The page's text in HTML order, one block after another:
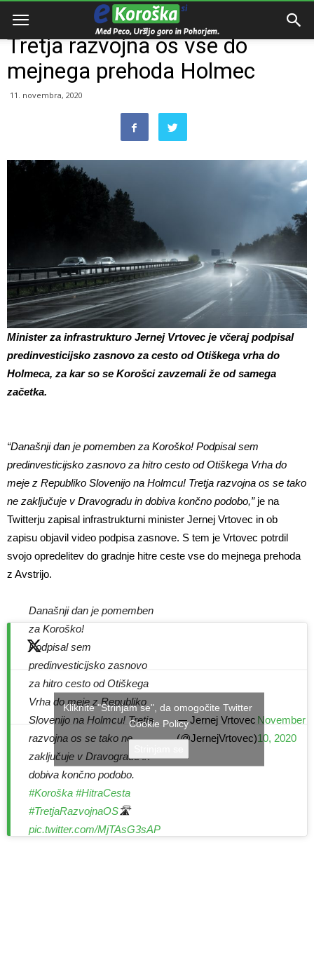
Domov
Tretja razvojna os vse do
mejnega prehoda Holmec
11. novembra, 2020
Minister za infrastrukturo Jernej Vrtovec je včeraj podpisal
predinvesticijsko zasnovo za cesto od Otiškega vrha do
Holmeca, za kar so se Korošci zavzemali že od samega
začetka.
“Današnji dan je pomemben za Koroško! Podpisal sem
predinvesticijsko zasnovo za hitro cesto od Otiškega Vrha do
meje z Republiko Slovenijo na Holmcu! Tretja razvojna os se tako
ne zaključuje v Dravogradu in dobiva končno podobo,” je na
Twitterju zapisal infrastrukturni minister Jernej Vrtovec in ob
zapisu objavil video podpisa zasnove. S tem je Vrtovec potrdil
svojo opredelitev do gradnje hitre ceste vse do mejnega prehoda
z Avstrijo.
Današnji dan je pomemben
za Koroško!
Podpisal sem
predinvesticijsko zasnovo
za hitro cesto od Otiškega
Vrha do meje z Republiko
Slovenijo na Holmcu! Tretja
razvojna os se tako ne
zaključuje v Dravogradu in
dobiva končno podobo.
#Koroška #HitraCesta
#TretjaRazvojnaOS🛣️
pic.twitter.com/MjTAsG3sAP
— Jernej Vrtovec
(@JernejVrtovec)
November
10, 2020
Kliknite "Strinjam se", da omogočite Twitter
Cookie Policy